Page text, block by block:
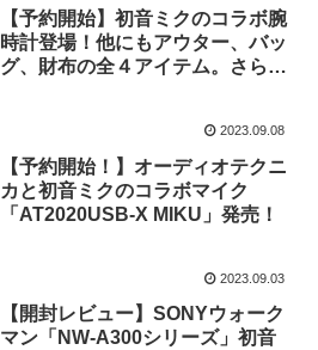
【予約開始】初音ミクのコラボ腕
時計登場！他にもアウター、バッ
グ、財布の全４アイテム。さらに
2023.09.08
【予約開始！】オーディオテクニ
カと初音ミクのコラボマイク
「AT2020USB-X MIKU」発売！
2023.09.03
【開封レビュー】SONYウォーク
マン「NW-A300シリーズ」初音